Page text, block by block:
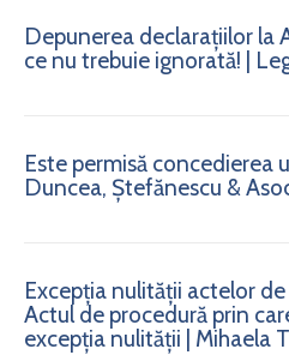
Depunerea declarațiilor la
ce nu trebuie ignorată! |
Este permisă concedierea
Duncea, Ștefănescu &
Excepția nulității actelor
Actul de procedură prin
excepția nulității | Mihaela